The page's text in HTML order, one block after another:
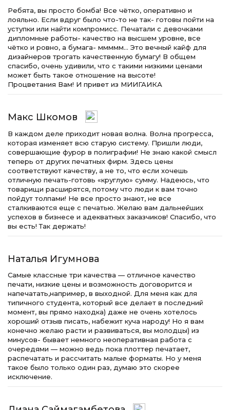
Ребята, вы просто бомба! Все чётко, оперативно и
лояльно. Если вдруг было что-то не так- готовы пойти на
уступки или найти компромисс. Печатали с девочками
дипломные работы- качество на высшем уровне, все
чётко и ровно, а бумага- ммммм… Это вечный кайф для
дизайнеров трогать качественную бумагу! В общем
спасибо, очень удивили, что с такими низкими ценами
может быть такое отношение на высоте!
Процветания Вам! И привет из МИИГАИКА
Макс Шкомов
В каждом деле приходит новая волна. Волна прогресса,
которая изменяет всю старую систему. Пришли люди,
совершающие фурор в полиграфии! Не знаю какой смысл
теперь от других печатных фирм. Здесь цены
соответствуют качеству, а не то, что если хочешь
отличную печать-готовь «круглую» сумму. Надеюсь, что
товарищи расширятся, потому что люди к вам точно
пойдут толпами! Не все просто знают, не все
сталкиваются еще с печатью. Желаю вам дальнейших
успехов в бизнесе и адекватных заказчиков! Спасибо, что
вы есть! Так держать!
Наталья Игумнова
Самые классные три качества — отличное качество
печати, низкие цены и возможность договорится и
напечатать,например, в выходной. Для меня как для
типичного студента, который все делает в последний
момент, вы прямо находка) даже не очень хотелось
хороший отзыв писать, набежит куча народу! Но я вам
конечно желаю расти и развиваться, вы молодцы) из
минусов- бывает немного неоперативная работа с
очередями — можно ведь пока плоттер печатает,
распечатать и рассчитать малые форматы. Но у меня
такое было только один раз, думаю это скорее
исключение.